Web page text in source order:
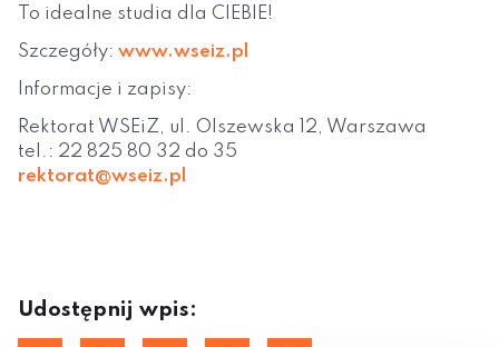
To idealne studia dla CIEBIE!
Szczegóły: www.wseiz.pl
Informacje i zapisy:
Rektorat WSEiZ, ul. Olszewska 12, Warszawa
tel.: 22 825 80 32 do 35
rektorat@wseiz.pl
Udostępnij wpis: